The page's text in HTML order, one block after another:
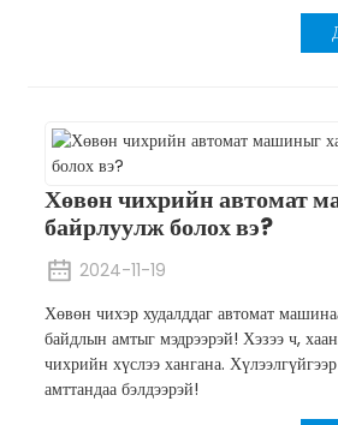
Хөвөн чихрийн автомат
байрлуулж болох вэ?
2024-11-19
Хөвөн чихэр худалддаг автомат
байдлын амтыг мэдрээрэй! Хэзээ ч,
чихрийн хүслээ хангана.
амттандаа бэлдээрэй!